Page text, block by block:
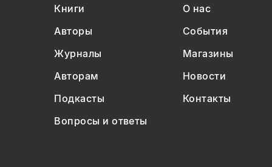
Книги
О нас
Авторы
События
Журналы
Магазины
Авторам
Новости
Подкасты
Контакты
Вопросы и ответы